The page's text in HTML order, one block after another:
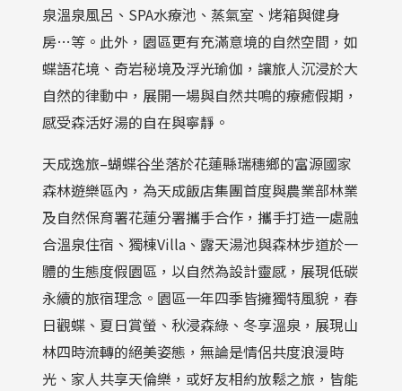
泉溫泉風呂、SPA水療池、蒸氣室、烤箱與健身
房…等。此外，園區更有充滿意境的自然空間，如
蝶語花境、奇岩秘境及浮光瑜伽，讓旅人沉浸於大
自然的律動中，展開一場與自然共鳴的療癒假期，
感受森活好湯的自在與寧靜。
天成逸旅–蝴蝶谷坐落於花蓮縣瑞穗鄉的富源國家
森林遊樂區內，為天成飯店集團首度與農業部林業
及自然保育署花蓮分署攜手合作，攜手打造一處融
合溫泉住宿、獨棟Villa、露天湯池與森林步道於一
體的生態度假園區，以自然為設計靈感，展現低碳
永續的旅宿理念。園區一年四季皆擁獨特風貌，春
日觀蝶、夏日賞螢、秋浸森綠、冬享溫泉，展現山
林四時流轉的絕美姿態，無論是情侶共度浪漫時
光、家人共享天倫樂，或好友相約放鬆之旅，皆能